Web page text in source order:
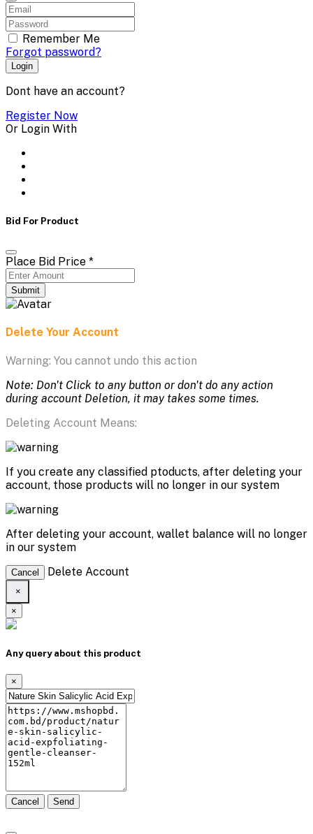
Remember Me
Forgot password?
Login
Dont have an account?
Register Now
Or Login With
Bid For Product
Place Bid Price *
Submit
Delete Your Account
Warning: You cannot undo this action
Note: Don't Click to any button or don't do any action
during account Deletion, it may takes some times.
Deleting Account Means:
If you create any classified ptoducts, after deleting your
account, those products will no longer in our system
After deleting your account, wallet balance will no longer
in our system
Cancel Delete Account
×
×
Any query about this product
×
Cancel Send